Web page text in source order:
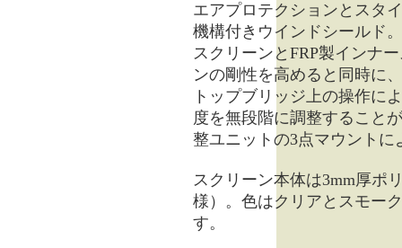
エアプロテクションとスタ
機構付きウインドシールド。
スクリーンとFRP製インナ
ンの剛性を高めると同時に
トップブリッジ上の操作に
度を無段階に調整すること
整ユニットの3点マウント
スクリーン本体は3mm厚ポ
様）。色はクリアとスモー
す。